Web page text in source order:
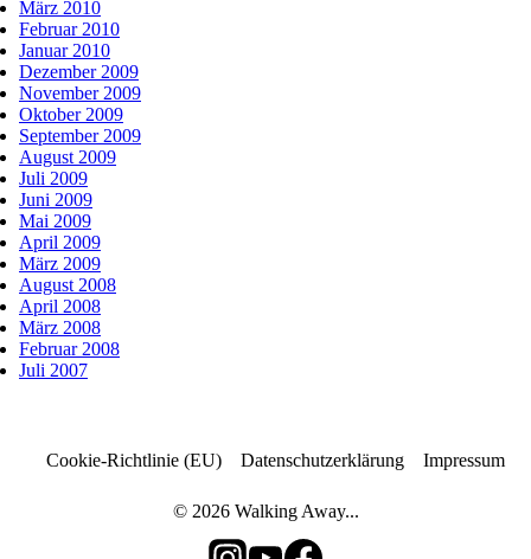
März 2010
Februar 2010
Januar 2010
Dezember 2009
November 2009
Oktober 2009
September 2009
August 2009
Juli 2009
Juni 2009
Mai 2009
April 2009
März 2009
August 2008
April 2008
März 2008
Februar 2008
Juli 2007
Cookie-Richtlinie (EU) Datenschutzerklärung Impressum
© 2026 Walking Away...